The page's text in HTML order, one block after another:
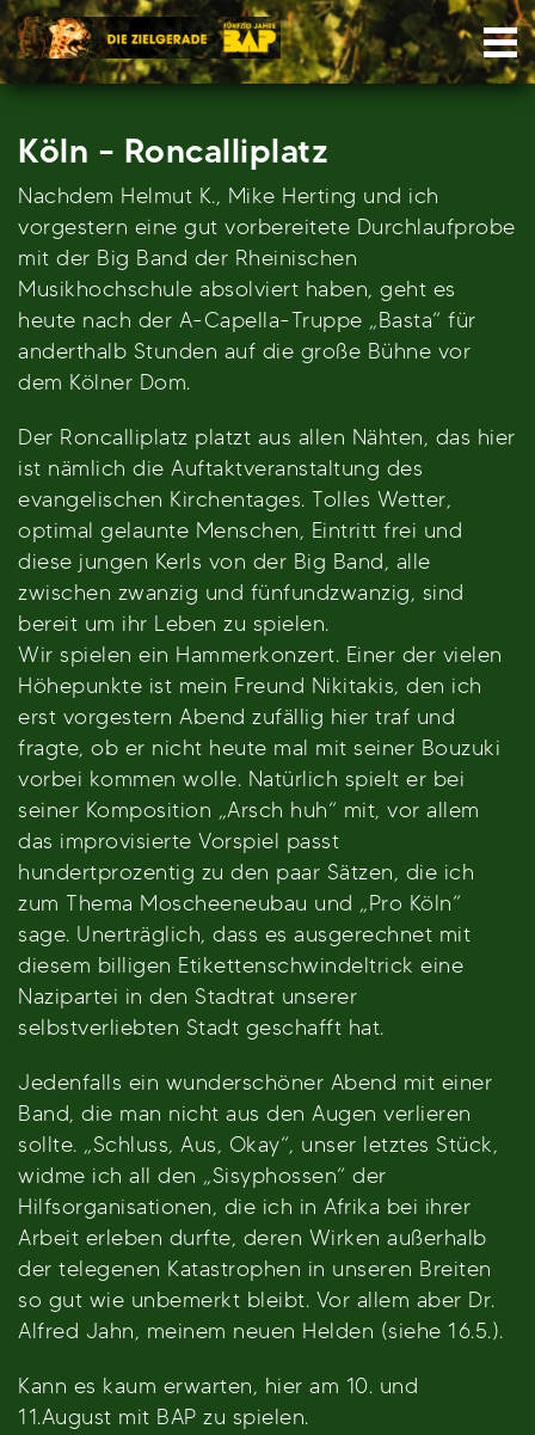
Skip
to
content
Köln – Roncalliplatz
Nachdem Helmut K., Mike Herting und ich
vorgestern eine gut vorbereitete Durchlaufprobe
mit der Big Band der Rheinischen
Musikhochschule absolviert haben, geht es
heute nach der A-Capella-Truppe „Basta“ für
anderthalb Stunden auf die große Bühne vor
dem Kölner Dom.
Der Roncalliplatz platzt aus allen Nähten, das hier
ist nämlich die Auftaktveranstaltung des
evangelischen Kirchentages. Tolles Wetter,
optimal gelaunte Menschen, Eintritt frei und
diese jungen Kerls von der Big Band, alle
zwischen zwanzig und fünfundzwanzig, sind
bereit um ihr Leben zu spielen.
Wir spielen ein Hammerkonzert. Einer der vielen
Höhepunkte ist mein Freund Nikitakis, den ich
erst vorgestern Abend zufällig hier traf und
fragte, ob er nicht heute mal mit seiner Bouzuki
vorbei kommen wolle. Natürlich spielt er bei
seiner Komposition „Arsch huh“ mit, vor allem
das improvisierte Vorspiel passt
hundertprozentig zu den paar Sätzen, die ich
zum Thema Moscheeneubau und „Pro Köln“
sage. Unerträglich, dass es ausgerechnet mit
diesem billigen Etikettenschwindeltrick eine
Nazipartei in den Stadtrat unserer
selbstverliebten Stadt geschafft hat.
Jedenfalls ein wunderschöner Abend mit einer
Band, die man nicht aus den Augen verlieren
sollte. „Schluss, Aus, Okay“, unser letztes Stück,
widme ich all den „Sisyphossen“ der
Hilfsorganisationen, die ich in Afrika bei ihrer
Arbeit erleben durfte, deren Wirken außerhalb
der telegenen Katastrophen in unseren Breiten
so gut wie unbemerkt bleibt. Vor allem aber Dr.
Alfred Jahn, meinem neuen Helden (siehe 16.5.).
Kann es kaum erwarten, hier am 10. und
11.August mit BAP zu spielen.